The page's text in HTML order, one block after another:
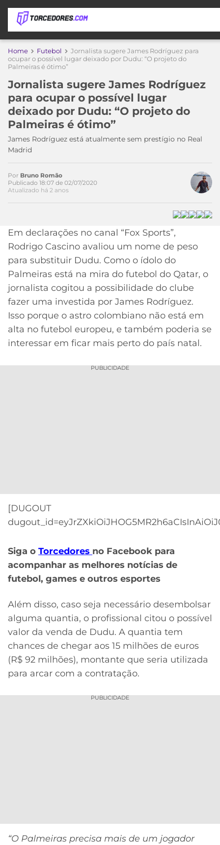
APOSTAS
DICAS
DE
APOSTA
MELHORES
SITES
DE
2026
CÓDIGO
CÓDIGO
DE
INDICAÇÃO
BET365
CÓDIGO
BETANO
MELHORES
APPS
APOSTAS
ÚLTIMAS
COPA
DO
MUNDO
TIMES
MEU
TIME
CORINTHIANS
SÃO
PAULO
SANTOS
FLAMENGO
ATLÉTICO
MG
CRUZEIRO
CAMPEONATOS
LIBERTADORES
COPA
DO
BRASIL
PREMIER
LEAGUE
MERCADO
DA
BOLA
PALPITES
Home Futebol
Jornalista sugere James Rodríguez para
ocupar o possível lugar deixado por Dudu: “O projeto do
Palmeiras é ótimo”
Jornalista sugere James Rodríguez
para ocupar o possível lugar
deixado por Dudu: “O projeto do
Palmeiras é ótimo”
James Rodríguez está atualmente sem prestígio no Real
Madrid
Por Bruno Romão
Publicado 18:07 de 02/07/2020
Atualizado há 2 anos
Em declarações no canal “Fox Sports”,
Rodrigo Cascino avaliou um nome de peso
para substituir Dudu. Como o ídolo do
Palmeiras está na mira do futebol do Qatar, o
jornalista cogitou a possibilidade do clube
fazer uma investida por James Rodríguez.
Isso porque o astro colombiano não está em
alta no futebol europeu, e também poderia se
interessar em ficar mais perto do país natal.
PUBLICIDADE
[DUGOUT
Siga o Torcedores no Facebook para
acompanhar as melhores notícias de
futebol, games e outros esportes
Além disso, caso seja necessário desembolsar
alguma quantia, o profissional citou o possível
valor da venda de Dudu. A quantia tem
chances de chegar aos 15 milhões de euros
(R$ 92 milhões), montante que seria utilizada
para arcar com a contratação.
PUBLICIDADE
“O Palmeiras precisa mais de um jogador